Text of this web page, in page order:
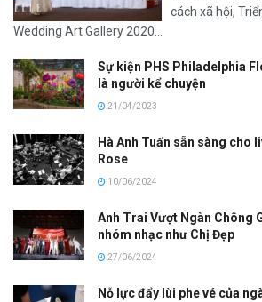
cách xã hội,
Wedding Art Gallery 2020...
Sự kiện PHS Philadelphia
là người kể chuyện
21/04/2023
Hà Anh Tuấn sẵn sàng cho
Rose
10/06/2024
Anh Trai Vượt Ngàn Chông
nhóm nhạc như Chị Đẹp
27/06/2024
Nỗ lực đẩy lùi phe vé của